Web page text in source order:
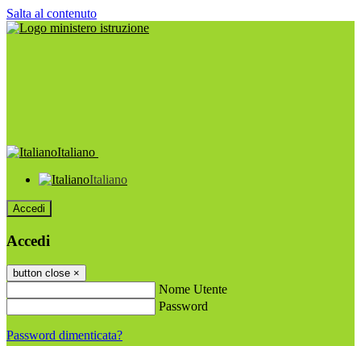
Salta al contenuto
Italiano
Italiano
Accedi
Accedi
button close ×
Nome Utente
Password
Password dimenticata?